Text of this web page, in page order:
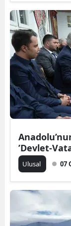
’Devlet-
Ulusal 07